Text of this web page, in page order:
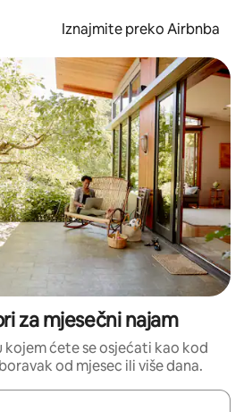
Iznajmite preko Airbnba
za mjesečni najam
kojem ćete se osjećati kao kod
od mjesec ili više dana.